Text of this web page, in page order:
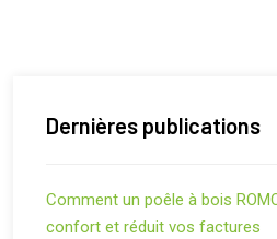
Dernières publications
Comment un poêle à bois
confort et réduit vos factures